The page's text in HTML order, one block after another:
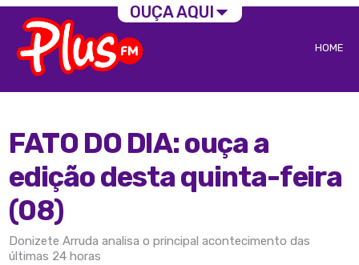
HOME
FATO DO DIA: ouça a
edição desta quinta-feira
(08)
Donizete Arruda analisa o principal acontecimento das
últimas 24 horas
OUÇA AQUI